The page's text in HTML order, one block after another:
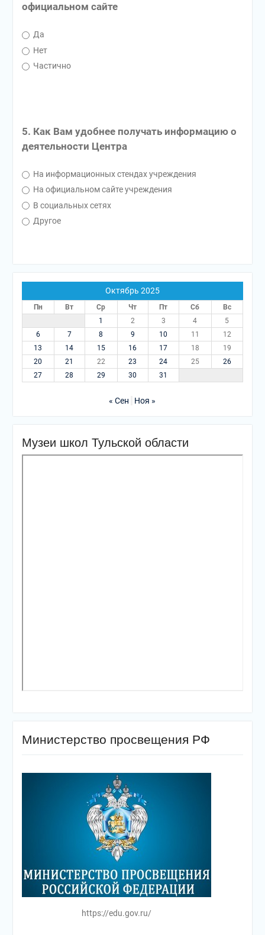
официальном сайте
Да
Нет
Частично
5. Как Вам удобнее получать информацию о
деятельности Центра
На информационных стендах учреждения
На официальном сайте учреждения
В социальных сетях
Другое
Октябрь 2025
Пн Вт Ср Чт Пт Сб
Вс
1
2 3 4
5
6
7 8 9 10 11
12
13
14 15 16 17 18
19
20
21 22 23 24 25
26
27
28 29 30 31
« Сен Ноя »
Музеи школ Тульской области
Министерство просвещения РФ
https://edu.gov.ru/